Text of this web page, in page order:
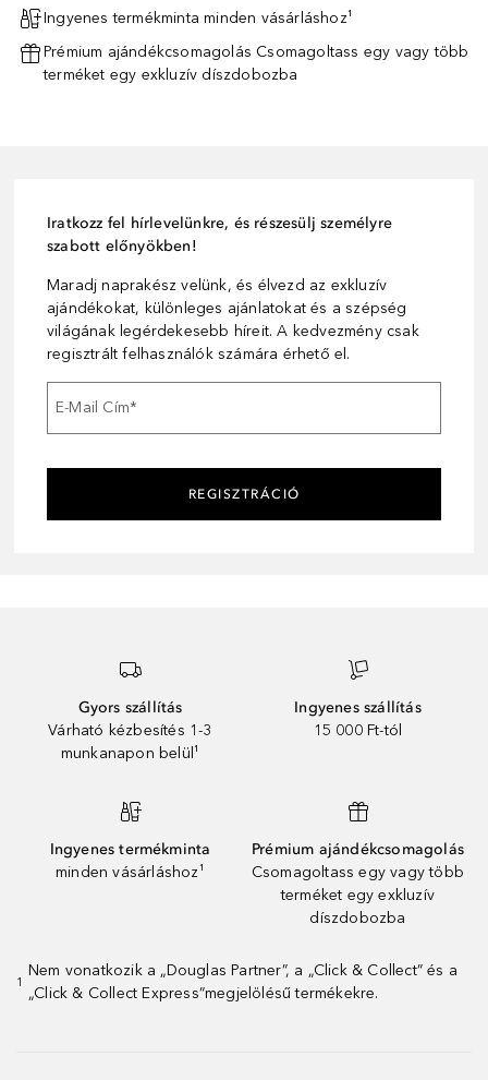
Ingyenes termékminta minden vásárláshoz¹
Prémium ajándékcsomagolás Csomagoltass egy vagy több
terméket egy exkluzív díszdobozba
Iratkozz fel hírlevelünkre, és részesülj személyre
szabott előnyökben!
Maradj naprakész velünk, és élvezd az exkluzív
ajándékokat, különleges ajánlatokat és a szépség
világának legérdekesebb híreit. A kedvezmény csak
regisztrált felhasználók számára érhető el.
E-Mail Cím*
REGISZTRÁCIÓ
Gyors szállítás
Várható kézbesítés 1-3
munkanapon belül¹
Ingyenes szállítás
15 000 Ft-tól
Ingyenes termékminta
minden vásárláshoz¹
Prémium ajándékcsomagolás
Csomagoltass egy vagy több
terméket egy exkluzív
díszdobozba
1
Nem vonatkozik a „Douglas Partner”, a „Click & Collect” és a
„Click & Collect Express”megjelölésű termékekre.